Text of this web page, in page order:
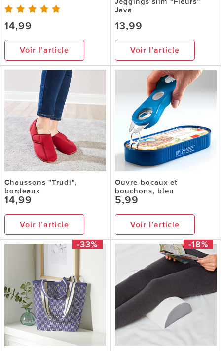
14,99
Voir l’article
Java
13,99
Voir l’article
Chaussons "Trudi",
bordeaux
14,99
Voir l’article
Ouvre-bocaux et
bouchons, bleu
5,99
Voir l’article
-33% -18%